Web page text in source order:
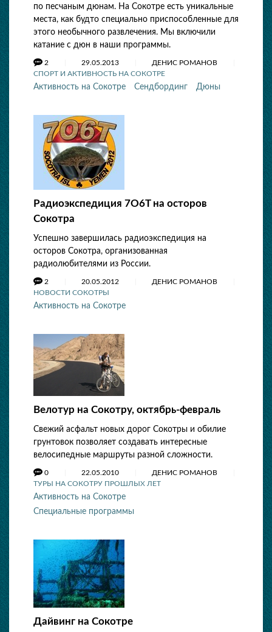
по песчаным дюнам. На Сокотре есть уникальные
места, как будто специально приспособленные для
этого необычного развлечения. Мы включили
катание с дюн в наши программы.
2 29.05.2013
ДЕНИС РОМАНОВ
СПОРТ И АКТИВНОСТЬ НА СОКОТРЕ
Активность на Сокотре Сендбординг Дюны
Радиоэкспедиция 7O6T на осторов
Сокотра
Успешно завершилась радиоэкспедиция на
осторов Сокотра, организованная
радиолюбителями из России.
2 20.05.2012
ДЕНИС РОМАНОВ
НОВОСТИ СОКОТРЫ
Активность на Сокотре
Велотур на Сокотру, октябрь-февраль
Свежий асфальт новых дорог Сокотры и обилие
грунтовок позволяет создавать интересные
велосипедные маршруты разной сложности.
0 22.05.2010
ДЕНИС РОМАНОВ
ТУРЫ НА СОКОТРУ ПРОШЛЫХ ЛЕТ
Активность на Сокотре
Специальные программы
Дайвинг на Сокотре